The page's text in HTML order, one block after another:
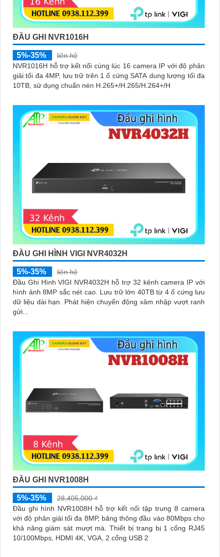
ĐẦU GHI NVR1016H
5%-35%
liên hệ
NVR1016H hỗ trợ kết nối cùng lúc 16 camera IP với độ phân
giải tối đa 4MP, lưu trữ trên 1 ổ cứng SATA dung lượng tối đa
10TB, sử dụng chuẩn nén H.265+/H.265/H.264+/H
ĐẦU GHI HÌNH VIGI NVR4032H
5%-35%
liên hệ
Đầu Ghi Hình VIGI NVR4032H hỗ trợ 32 kênh camera IP với
hình ảnh 8MP sắc nét cao. Lưu trữ lớn 40TB từ 4 ổ cứng lưu
dữ liệu dài hạn. Phát hiện chuyển động xâm nhập vượt ranh
gửi...
ĐẦU GHI NVR1008H
5%-35%
28,405,000 ₫
Đầu ghi hình NVR1008H hỗ trợ kết nối tập trung 8 camera
với độ phân giải tối đa 8MP, băng thông đầu vào 80Mbps cho
khả năng giám sát mượt mà. Thiết bị trang bị 1 cổng RJ45
10/100Mbps, HDMI 4K, VGA, 2 cổng USB 2